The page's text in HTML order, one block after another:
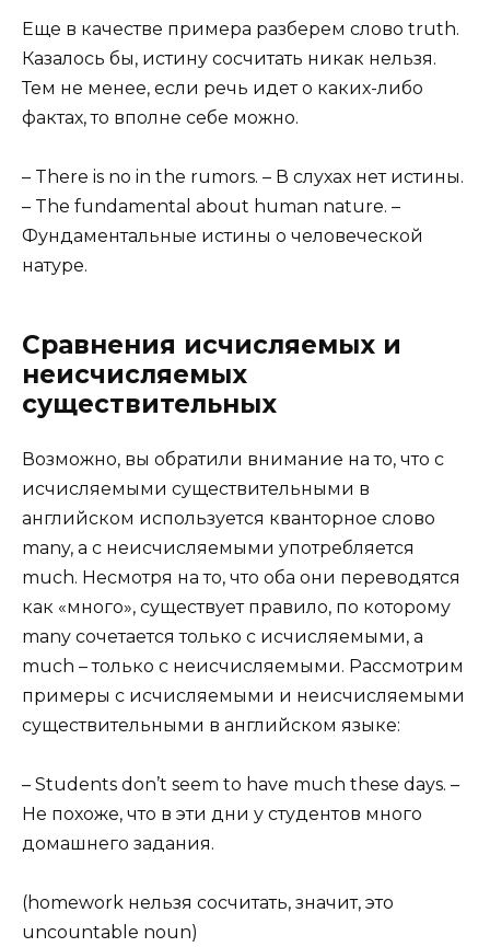
Еще в качестве примера разберем слово truth.
Казалось бы, истину сосчитать никак нельзя.
Тем не менее, если речь идет о каких-либо
фактах, то вполне себе можно.
– There is no in the rumors. – В слухах нет истины.
– The fundamental about human nature. –
Фундаментальные истины о человеческой
натуре.
Сравнения исчисляемых и
неисчисляемых
существительных
Возможно, вы обратили внимание на то, что с
исчисляемыми существительными в
английском используется кванторное слово
many, а с неисчисляемыми употребляется
much. Несмотря на то, что оба они переводятся
как «много», существует правило, по которому
many сочетается только с исчисляемыми, а
much – только с неисчисляемыми. Рассмотрим
примеры с исчисляемыми и неисчисляемыми
существительными в английском языке:
– Students don’t seem to have much these days. –
Не похоже, что в эти дни у студентов много
домашнего задания.
(homework нельзя сосчитать, значит, это
uncountable noun)